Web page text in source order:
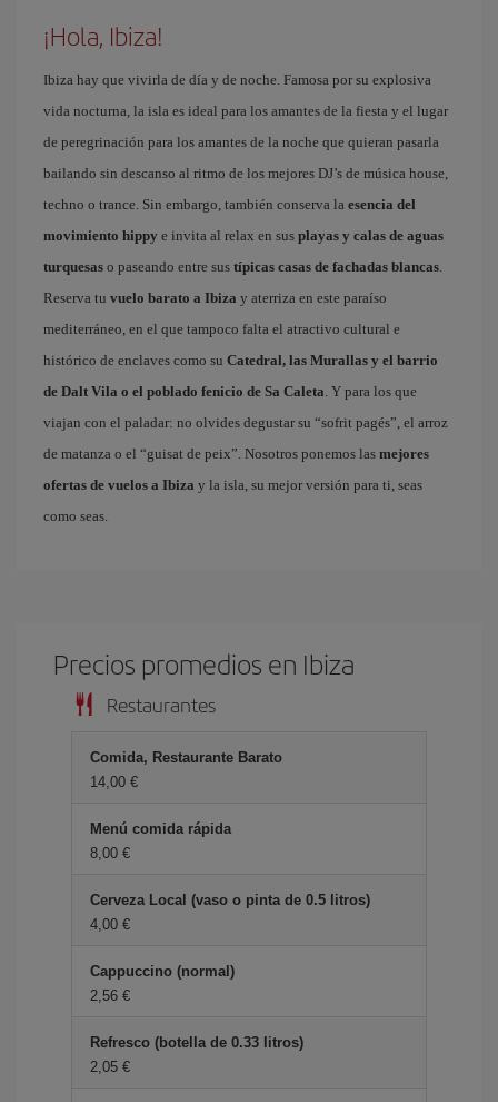
¡Hola, Ibiza!
Ibiza hay que vivirla de día y de noche. Famosa por su explosiva
vida nocturna, la isla es ideal para los amantes de la fiesta y el lugar
de peregrinación para los amantes de la noche que quieran pasarla
bailando sin descanso al ritmo de los mejores DJ’s de música house,
techno o trance. Sin embargo, también conserva la esencia del
movimiento hippy e invita al relax en sus playas y calas de aguas
turquesas o paseando entre sus típicas casas de fachadas blancas.
Reserva tu vuelo barato a Ibiza y aterriza en este paraíso
mediterráneo, en el que tampoco falta el atractivo cultural e
histórico de enclaves como su Catedral, las Murallas y el barrio
de Dalt Vila o el poblado fenicio de Sa Caleta. Y para los que
viajan con el paladar: no olvides degustar su “sofrit pagés”, el arroz
de matanza o el “guisat de peix”. Nosotros ponemos las mejores
ofertas de vuelos a Ibiza y la isla, su mejor versión para ti, seas
como seas.
Precios promedios en Ibiza
Restaurantes
Comida, Restaurante Barato
14,00 €
Menú comida rápida
8,00 €
Cerveza Local (vaso o pinta de 0.5 litros)
4,00 €
Cappuccino (normal)
2,56 €
Refresco (botella de 0.33 litros)
2,05 €